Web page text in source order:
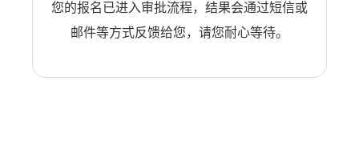
您的报名已进入审批流程，结果会通过短信或
邮件等方式反馈给您，请您耐心等待。